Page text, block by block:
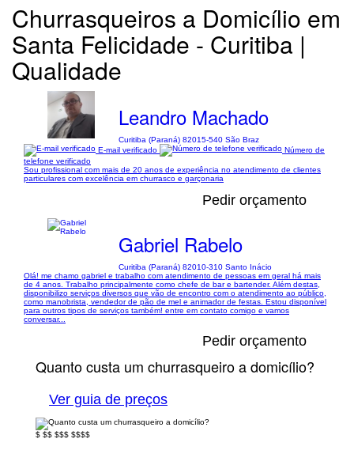
Churrasqueiros a Domicílio em
Santa Felicidade - Curitiba |
Qualidade
Leandro Machado
Curitiba (Paraná) 82015-540 São Braz
E-mail verificado
Número de
telefone verificado
Sou profissional com mais de 20 anos de experiência no atendimento de clientes
particulares com excelência em churrasco e garçonaria
Pedir orçamento
Gabriel Rabelo
Curitiba (Paraná) 82010-310 Santo Inácio
Olá! me chamo gabriel e trabalho com atendimento de pessoas em geral há mais
de 4 anos. Trabalho principalmente como chefe de bar e bartender. Além destas,
disponibilizo serviços diversos que vão de encontro com o atendimento ao público,
como manobrista, vendedor de pão de mel e animador de festas. Estou disponível
para outros tipos de serviços também! entre em contato comigo e vamos
conversar...
Pedir orçamento
Quanto custa um churrasqueiro a domicílio?
Ver guia de preços
$ $$ $$$ $$$$